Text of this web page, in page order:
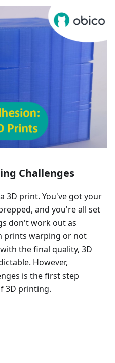
Challenges
3D print. You've got your
and you're all set
don't work out as
prints warping or not
the final quality, 3D
However,
is the first step
3D printing.